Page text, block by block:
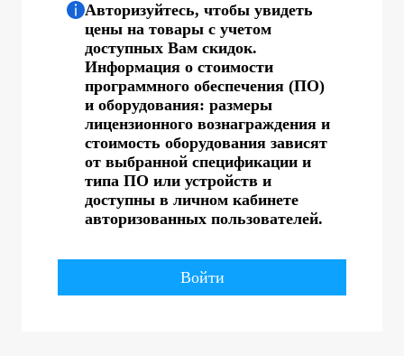
Авторизуйтесь, чтобы увидеть
цены на товары с учетом
доступных Вам скидок.
Информация о стоимости
программного обеспечения (ПО)
и оборудования: размеры
лицензионного вознаграждения и
стоимость оборудования зависят
от выбранной спецификации и
типа ПО или устройств и
доступны в личном кабинете
авторизованных пользователей.
Войти